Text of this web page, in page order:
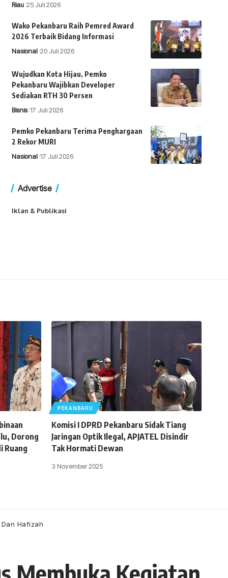
Riau 25 Juli 2026
Wako Pekanbaru Raih Pemred Award
2026 Terbaik Bidang Informasi
Nasional 20 Juli 2026
Wujudkan Kota Hijau, Pemko
Pekanbaru Wajibkan Developer
Sediakan RTH 30 Persen
Bisnis 17 Juli 2026
Pemko Pekanbaru Terima Penghargaan
2 Rekor MURI
Nasional 17 Juli 2026
Advertise
Iklan & Publikasi
Dorong
Ruang
PEKANBARU
Komisi I DPRD Pekanbaru Sidak Tiang
Jaringan Optik Ilegal, APJATEL Disindir
Tak Hormati Dewan
3 November 2025
Hafizah